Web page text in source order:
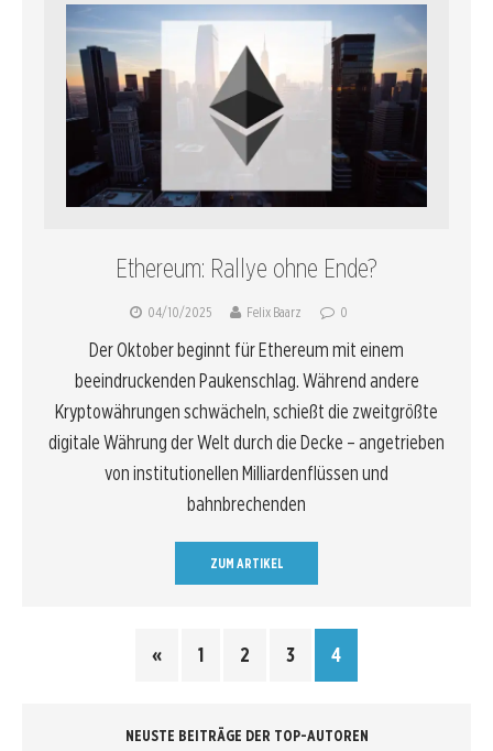
Ethereum: Rallye ohne Ende?
04/10/2025 Felix Baarz 0
Der Oktober beginnt für Ethereum mit einem
beeindruckenden Paukenschlag. Während andere
Kryptowährungen schwächeln, schießt die zweitgrößte
digitale Währung der Welt durch die Decke – angetrieben
von institutionellen Milliardenflüssen und
bahnbrechenden
ZUM ARTIKEL
« 1 2 3 4
NEUSTE BEITRÄGE DER TOP-AUTOREN